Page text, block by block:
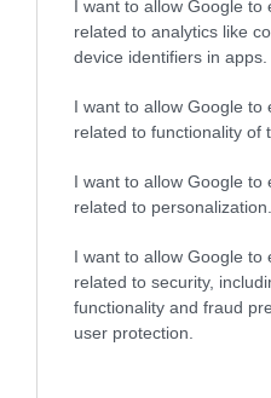
I want to allow Google to
related to analytics like
device identifiers in apps.
I want to allow Google to
related to functionality of
I want to allow Google to
related to personalization.
I want to allow Google to
related to security,
functionality and fraud
user protection.
Tampax Ταμπόν Compak
Super Plus για Αυξημένη
Ροή 16τμχ
Διαθέσιμο
2,48 €